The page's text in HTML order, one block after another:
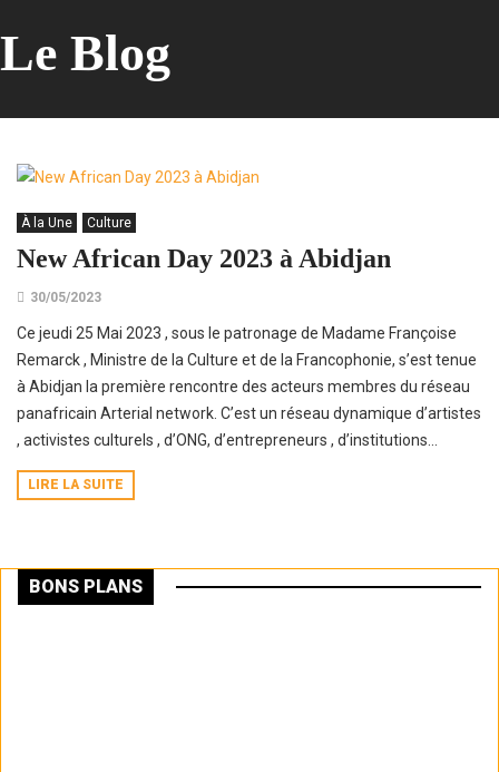
Le Blog
À la Une Culture
New African Day 2023 à Abidjan
30/05/2023
Ce jeudi 25 Mai 2023 , sous le patronage de Madame Françoise
Remarck , Ministre de la Culture et de la Francophonie, s’est tenue
à Abidjan la première rencontre des acteurs membres du réseau
panafricain Arterial network. C’est un réseau dynamique d’artistes
, activistes culturels , d’ONG, d’entrepreneurs , d’institutions...
LIRE LA SUITE
BONS PLANS